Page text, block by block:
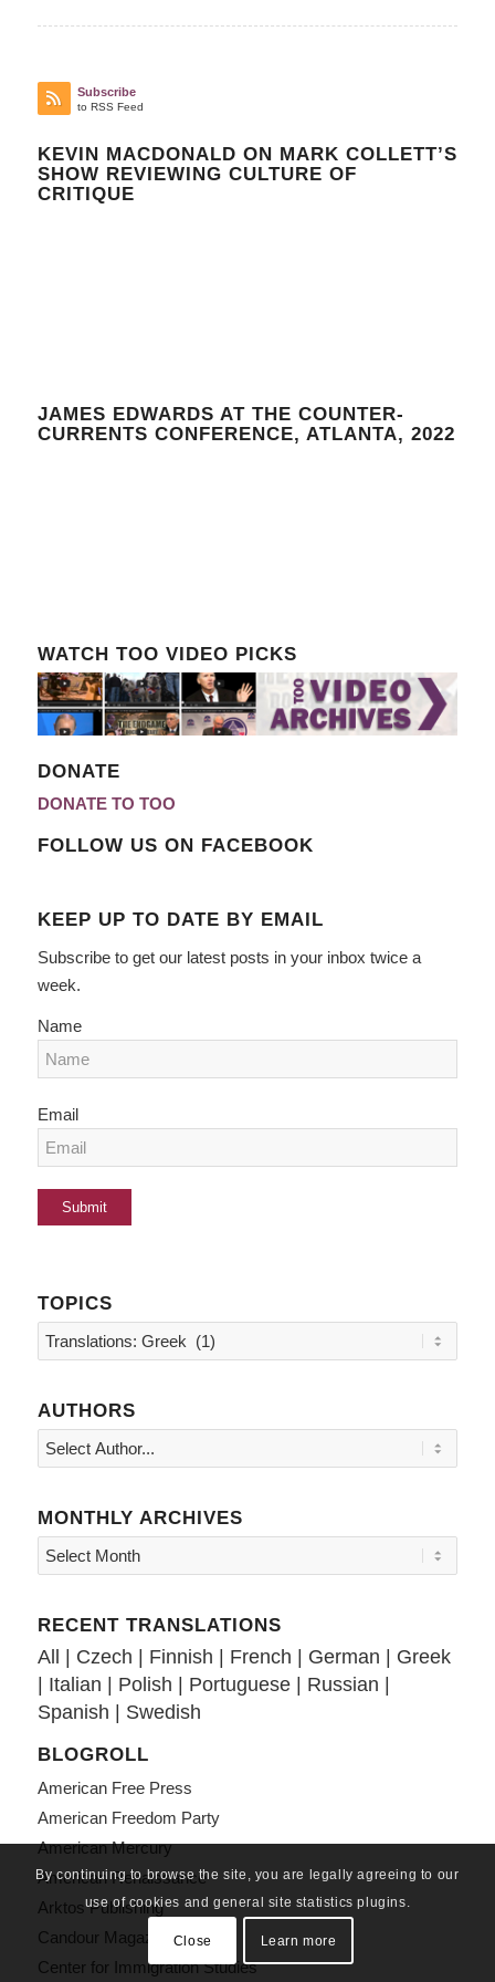
Subscribe
to RSS Feed
KEVIN MACDONALD ON MARK COLLETT’S
SHOW REVIEWING CULTURE OF
CRITIQUE
JAMES EDWARDS AT THE COUNTER-
CURRENTS CONFERENCE, ATLANTA, 2022
WATCH TOO VIDEO PICKS
DONATE
DONATE TO TOO
FOLLOW US ON FACEBOOK
KEEP UP TO DATE BY EMAIL
Subscribe to get our latest posts in your inbox twice a
week.
Name
Email
TOPICS
Topics
AUTHORS
MONTHLY ARCHIVES
RECENT TRANSLATIONS
All Czech Finnish French German
Greek
Italian Polish Portuguese| Russian
Spanish
Swedish
BLOGROLL
American Free Press
American Freedom Party
American Mercury
American Renaissance
Arktos Publishing
Candour Magazine
Center for Immigration Studies
By continuing to browse the site, you are legally agreeing to our
use of cookies and general site statistics plugins.
Close Learn more